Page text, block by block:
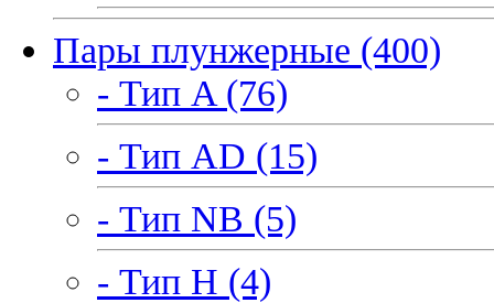
Пары плунжерные (400)
- Тип A (76)
- Тип AD (15)
- Тип NB (5)
- Тип H (4)